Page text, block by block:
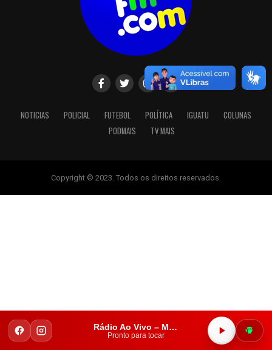
NOTICIAS POLICIAL FUTEBOL POLÍTICA IGUATU
COLUNAS
PODMAIS
TV MAIS
Copyright © 2023. Todos os direitos reservados.
Rádio Ao Vivo – Mais FM Iguatu
Pronto para tocar